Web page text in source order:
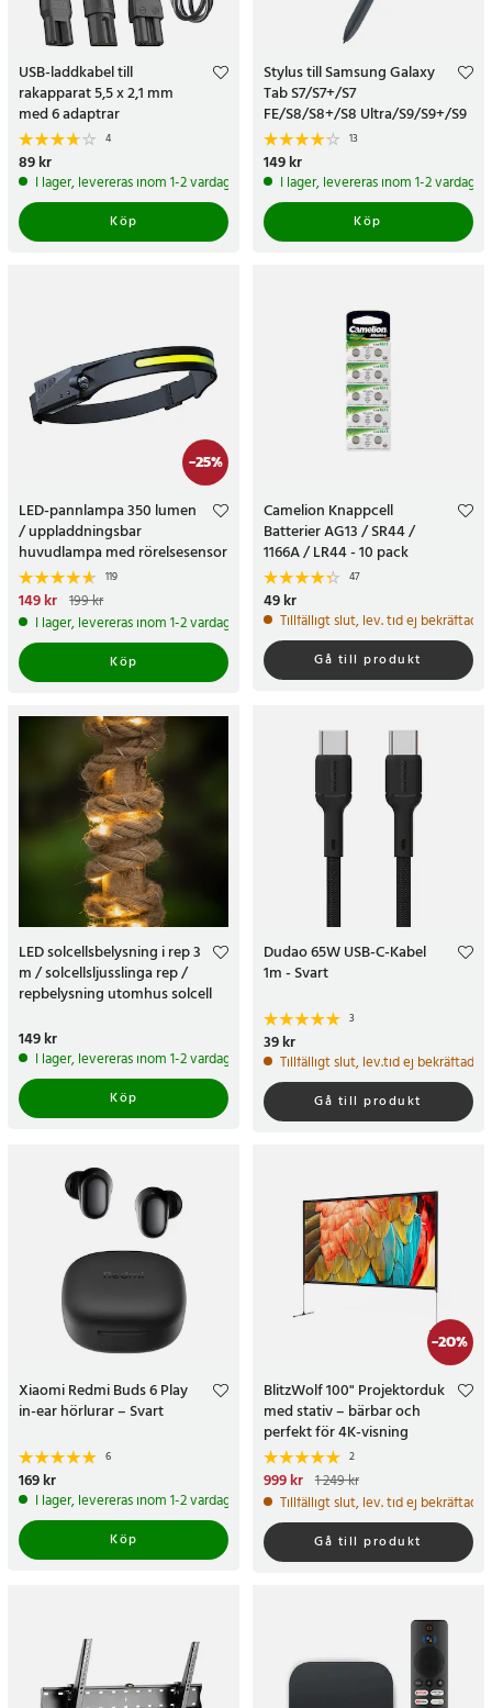
USB-laddkabel till
rakapparat 5,5 x 2,1 mm
med 6 adaptrar
4
Pris:
89 kr
I lager, levereras inom 1-2 vardagar
Köp
Stylus till Samsung Galaxy
Tab S7/S7+/S7
FE/S8/S8+/S8 Ultra/S9/S9+/S9
Ultra
13
Pris:149 kr
149 kr
I lager, levereras inom 1-2 vardagar
Köp
-25%
LED-pannlampa 350 lumen
/ uppladdningsbar
huvudlampa med rörelsesensor
/ 230° bred ljusvinkel / USB-C /
IPX4
119
Nuvarande pris
pris:199 kr
149 kr 199 kr
I lager, levereras inom 1-2 vardagar
Köp
Camelion Knappcell
Batterier AG13 / SR44 /
1166A / LR44 - 10 pack
47
Pris:49 kr
49 kr
Tillfälligt slut, lev. tid ej bekräftad.
Gå till produkt
LED solcellsbelysning i rep 3
m / solcellsljusslinga rep /
repbelysning utomhus solcell
Pris:149 kr
149 kr
I lager, levereras inom 1-2 vardagar
Köp
Dudao 65W USB-C-Kabel
1m - Svart
3
Pris:
39 kr
Tillfälligt slut, lev.tid ej bekräftad
Gå till produkt
Xiaomi Redmi Buds 6 Play
in-ear hörlurar – Svart
6
Pris:169 kr
169 kr
I lager, levereras inom 1-2 vardagar
Köp
-20%
BlitzWolf 100" Projektorduk
med stativ – bärbar och
perfekt för 4K-visning
2
Nuvarande pris
pris:1 249 kr
999 kr 1 249 kr
Tillfälligt slut, lev. tid ej bekräftad.
Gå till produkt